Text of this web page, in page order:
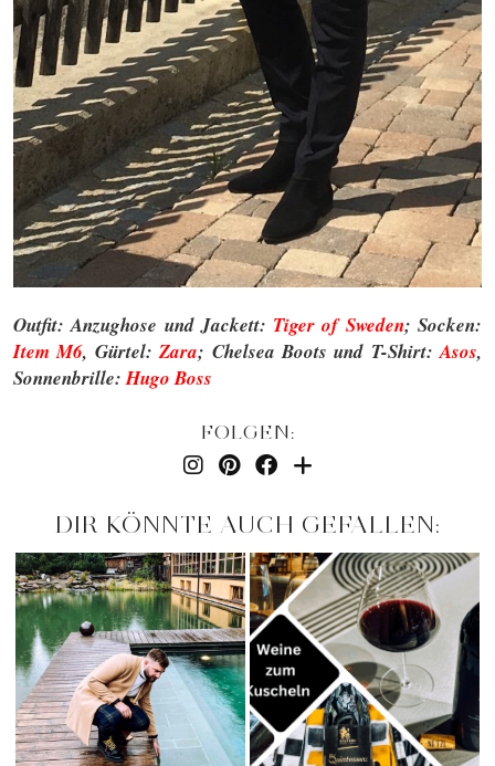
Outfit: Anzughose und Jackett: Tiger of Sweden; Socken:
Item M6, Gürtel:Zara; Chelsea Boots und T-Shirt:Asos,
Sonnenbrille:Hugo Boss
FOLGEN:
DIR KÖNNTE AUCH GEFALLEN: